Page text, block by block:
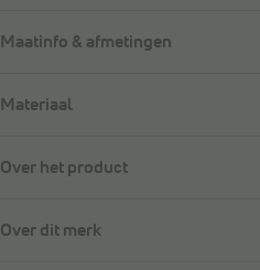
Maatinfo & afmetingen
Materiaal
Over het product
Over dit merk